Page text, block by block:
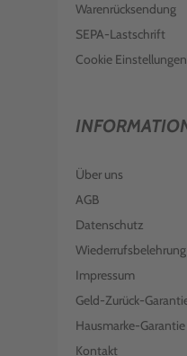
Warenrücksendung
SEPA-Lastschrift
Cookie Einstellungen
Über uns
AGB
Datenschutz
Wiederrufsbelehrung
Impressum
Geld-Zurück-
Hausmarke-Garantie
Kontakt